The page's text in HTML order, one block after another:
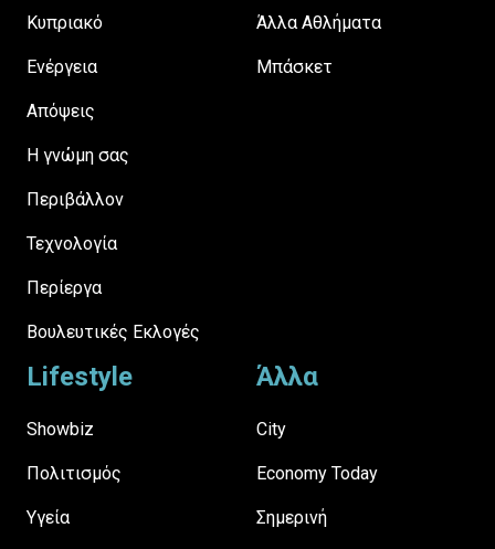
Κυπριακό
Ενέργεια
Απόψεις
H γνώμη σας
Περιβάλλον
Τεχνολογία
Περίεργα
Βουλευτικές Εκλογές
Άλλα Αθλήματα
Μπάσκετ
Lifestyle
Showbiz
Πολιτισμός
Υγεία
Άλλα
City
Economy Today
Σημερινή